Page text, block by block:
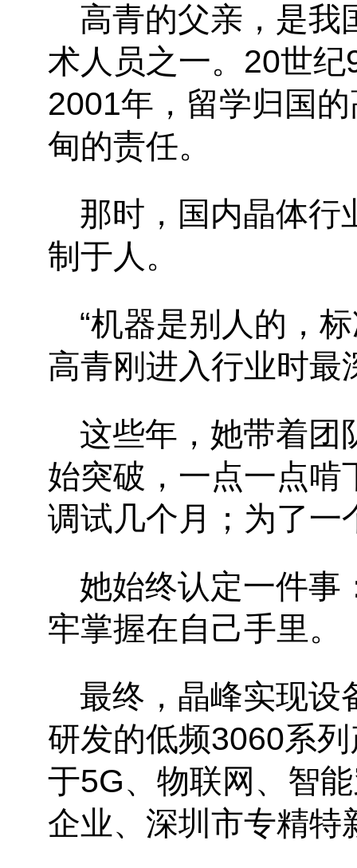
高青的父亲，是我
术人员之一。20世纪
2001年，留学归国
甸的责任。
那时，国内晶体行
制于人。
“机器是别人的，
高青刚进入行业时最
这些年，她带着团
始突破，一点一点啃
调试几个月；为了一
她始终认定一件事
牢掌握在自己手里。
最终，晶峰实现设
研发的低频3060系
于5G、物联网、智
企业、深圳市专精特